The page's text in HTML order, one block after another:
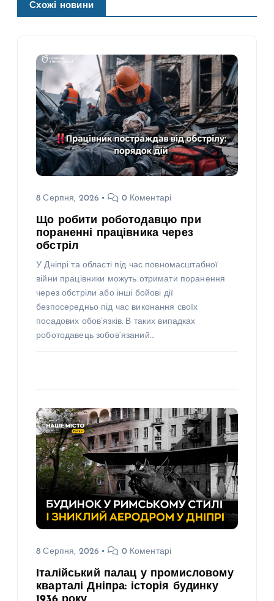
Схожі новини
8 Серпня, 2026 0 Коментарі
Що робити роботодавцю при
пораненні працівника через
обстріл
У Дніпрі та області під час повномасштабної
війни працівники можуть отримати поранення
через обстріли або інші бойові дії
безпосередньо під час виконання своїх
посадових обов’язків. В таких випадках
роботодавець зобов’язаний…
8 Серпня, 2026 0 Коментарі
Італійський палац у промисловому
кварталі Дніпра: історія будинку